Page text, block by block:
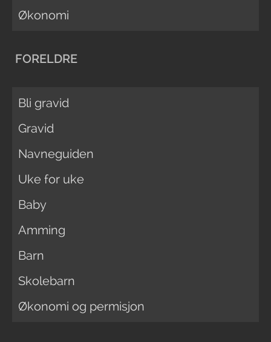
Økonomi
FORELDRE
Bli gravid
Gravid
Navneguiden
Uke for uke
Baby
Amming
Barn
Skolebarn
Økonomi og permisjon